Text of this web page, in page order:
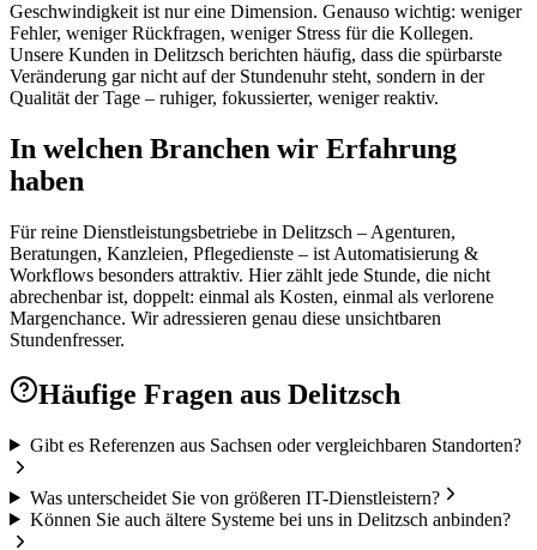
Geschwindigkeit ist nur eine Dimension. Genauso wichtig: weniger
Fehler, weniger Rückfragen, weniger Stress für die Kollegen.
Unsere Kunden in Delitzsch berichten häufig, dass die spürbarste
Veränderung gar nicht auf der Stundenuhr steht, sondern in der
Qualität der Tage – ruhiger, fokussierter, weniger reaktiv.
In welchen Branchen wir Erfahrung
haben
Für reine Dienstleistungsbetriebe in Delitzsch – Agenturen,
Beratungen, Kanzleien, Pflegedienste – ist Automatisierung &
Workflows besonders attraktiv. Hier zählt jede Stunde, die nicht
abrechenbar ist, doppelt: einmal als Kosten, einmal als verlorene
Margenchance. Wir adressieren genau diese unsichtbaren
Stundenfresser.
Häufige Fragen aus Delitzsch
Gibt es Referenzen aus Sachsen oder vergleichbaren Standorten?
Was unterscheidet Sie von größeren IT-Dienstleistern?
Können Sie auch ältere Systeme bei uns in Delitzsch anbinden?